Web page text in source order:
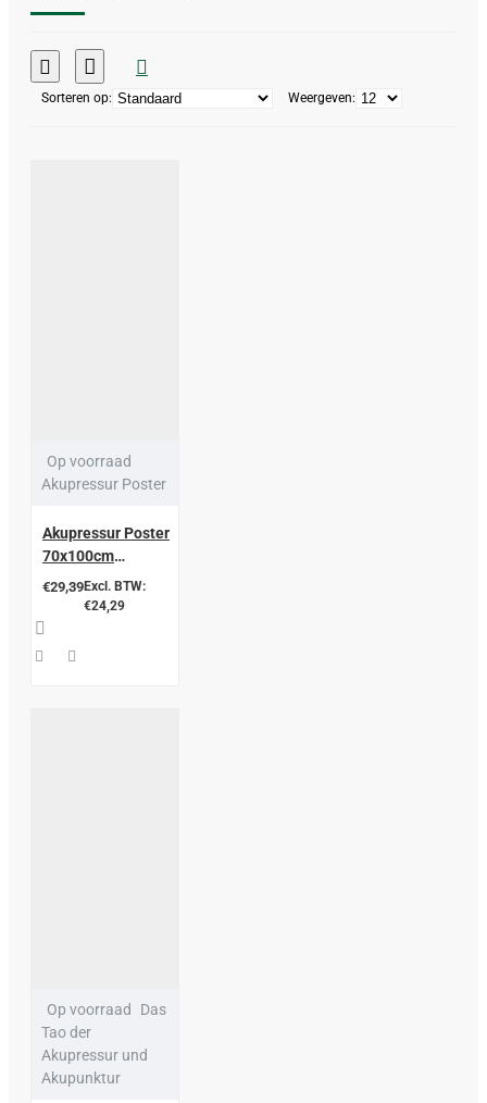
Sorteren op: Weergeven:
Op voorraad
Akupressur Poster
Akupressur Poster
70x100cm
Laminated
€29,39Excl. BTW:
€24,29
Op voorraad
Das
Tao der
Akupressur und
Akupunktur